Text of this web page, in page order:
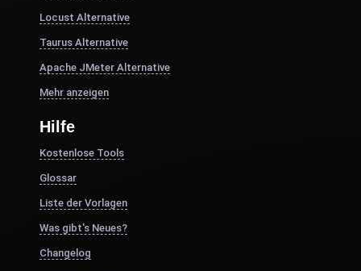
Locust Alternative
Taurus Alternative
Apache JMeter Alternative
Mehr anzeigen
Hilfe
Kostenlose Tools
Glossar
Liste der Vorlagen
Was gibt's Neues?
Changelog